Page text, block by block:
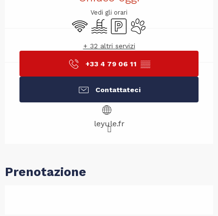
Vedi gli orari
Wi-Fi PiscinaParcheggioAnimali ammessi
+ 32 altri servizi
+33 4 79 06 11 ▒▒
Contattateci
leyule.fr
Prenotazione